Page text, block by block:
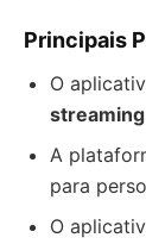
Principais
O
A
para
O